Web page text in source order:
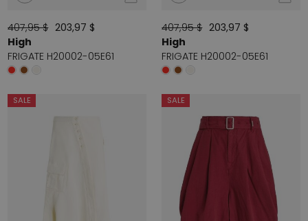
407,95 $ 203,97 $
High
FRIGATE H20002-05E61
407,95 $ 203,97 $
High
FRIGATE H20002-05E61
SALE SALE